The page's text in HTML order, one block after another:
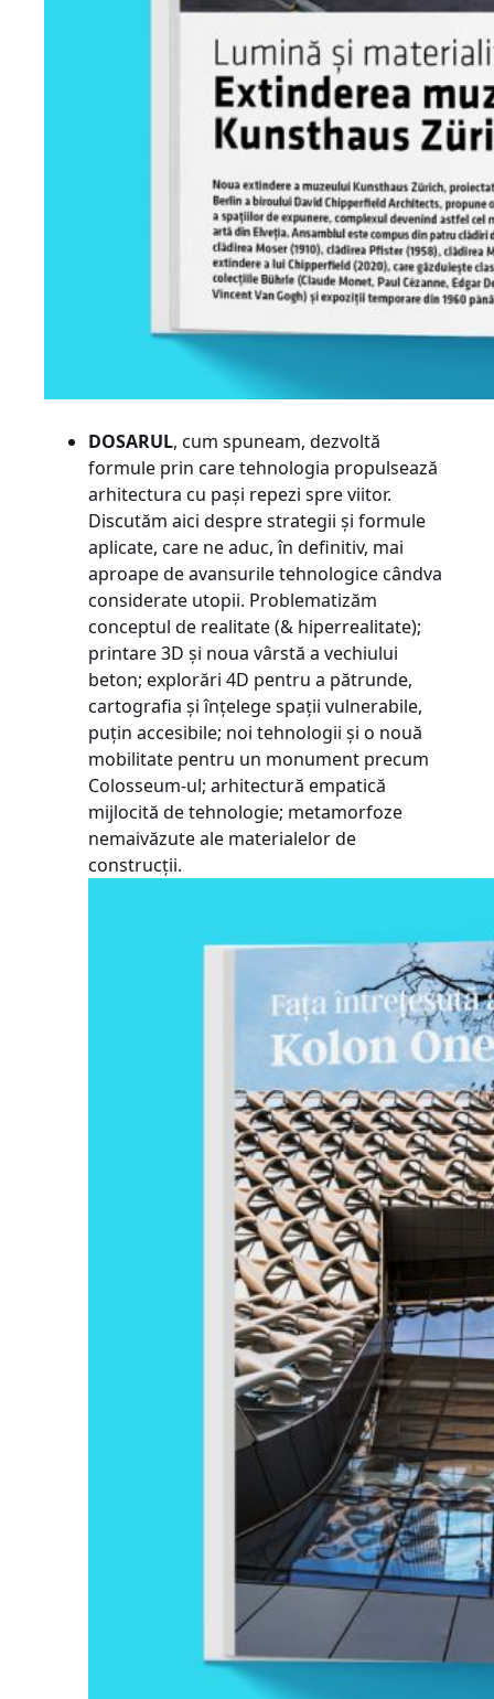
DOSARUL, cum spuneam, dezvoltă
formule prin care tehnologia propulsează
arhitectura cu pași repezi spre viitor.
Discutăm aici despre strategii și formule
aplicate, care ne aduc, în definitiv, mai
aproape de avansurile tehnologice cândva
considerate utopii. Problematizăm
conceptul de realitate (& hiperrealitate);
printare 3D și noua vârstă a vechiului
beton; explorări 4D pentru a pătrunde,
cartografia și înțelege spații vulnerabile,
puțin accesibile; noi tehnologii și o nouă
mobilitate pentru un monument precum
Colosseum-ul; arhitectură empatică
mijlocită de tehnologie; metamorfoze
nemaivăzute ale materialelor de
construcții.